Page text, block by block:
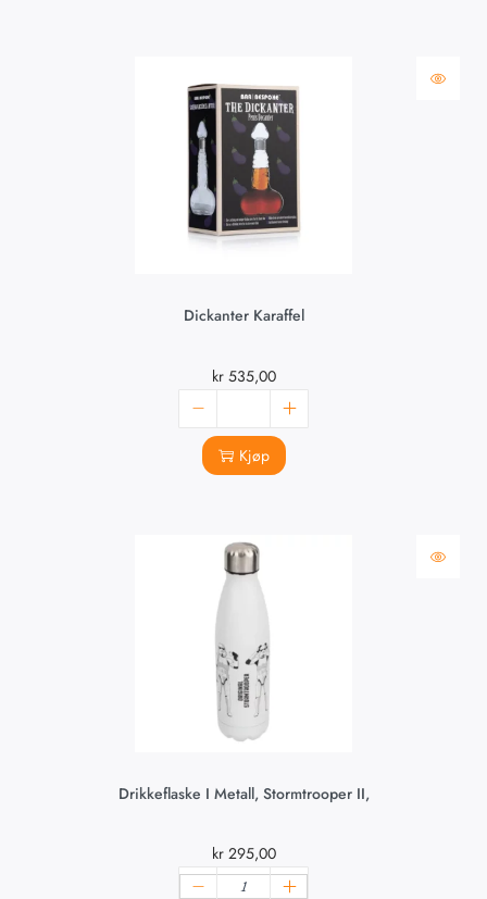
Dickanter Karaffel
kr535,00
Kjøp
Drikkeflaske I Metall, Stormtrooper II,
kr295,00